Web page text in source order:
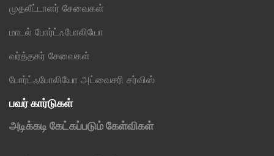
முதலீட்டாளர் சேவைகள்
மாடல் போர்ட்ஃபோலியோ
வர்த்தகர் சேவைகள்
போர்ட்ஃபோலியோ அட்வைசரி சர்விஸ்
பவர் கார்டுகள்
அடிக்கடி கேட்கப்படும் கேள்விகள்